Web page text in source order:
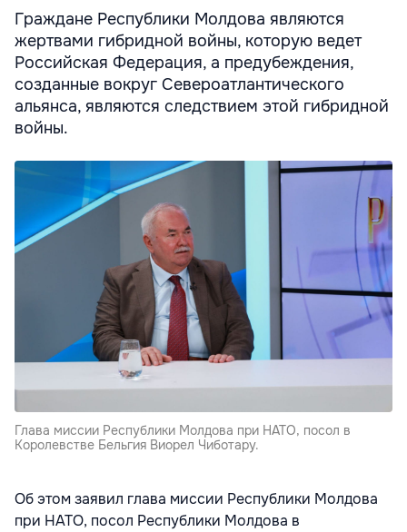
Граждане Республики Молдова являются
жертвами гибридной войны, которую ведет
Российская Федерация, а предубеждения,
созданные вокруг Североатлантического
альянса, являются следствием этой гибридной
войны.
Глава миссии Республики Молдова при НАТО, посол в
Королевстве Бельгия Виорел Чиботару.
Об этом заявил глава миссии Республики Молдова
при НАТО, посол Республики Молдова в